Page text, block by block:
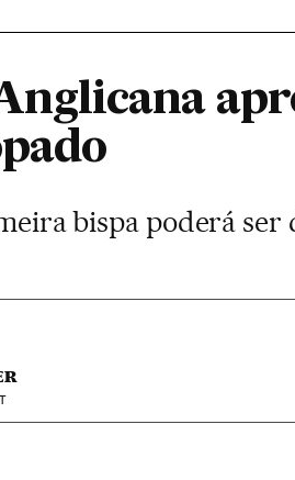
bispa poderá ser
Sociales